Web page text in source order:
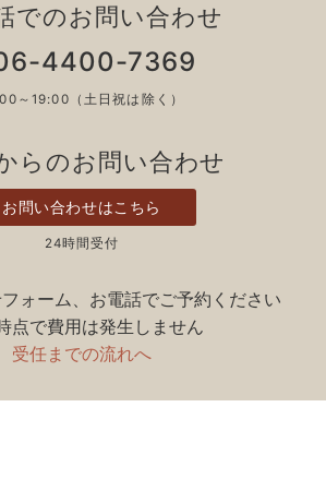
でのお問い合わせ
4400-7369
～19:00（土日祝は除く）
らのお問い合わせ
お問い合わせはこちら
24時間受付
ォーム、お電話でご予約ください
点で費用は発生しません
受任までの流れへ